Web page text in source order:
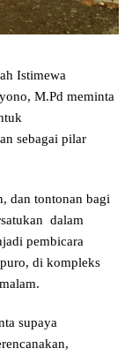
Istimewa
M.Pd meminta
sebagai pilar
dan tontonan bagi
dalam
pembicara
di kompleks
supaya